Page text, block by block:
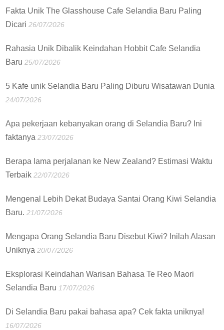
Fakta Unik The Glasshouse Cafe Selandia Baru Paling
Dicari 26/07/2026
Rahasia Unik Dibalik Keindahan Hobbit Cafe Selandia
Baru 25/07/2026
5 Kafe unik Selandia Baru Paling Diburu Wisatawan Dunia
24/07/2026
Apa pekerjaan kebanyakan orang di Selandia Baru? Ini
faktanya 23/07/2026
Berapa lama perjalanan ke New Zealand? Estimasi Waktu
Terbaik 22/07/2026
Mengenal Lebih Dekat Budaya Santai Orang Kiwi Selandia
Baru. 21/07/2026
Mengapa Orang Selandia Baru Disebut Kiwi? Inilah Alasan
Uniknya 20/07/2026
Eksplorasi Keindahan Warisan Bahasa Te Reo Maori
Selandia Baru 17/07/2026
Di Selandia Baru pakai bahasa apa? Cek fakta uniknya!
16/07/2026